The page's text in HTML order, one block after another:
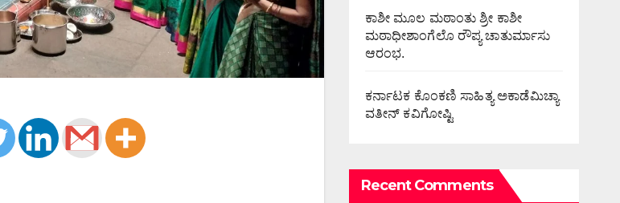
ಕಾಶೀ ಮೂಲ ಮಠಾಂತು ಶ್ರೀ ಕಾಶೀ
ಮಠಾಧೀಶಾಂಗೆಲೊ ರೌಪ್ಯ ಚಾತುರ್ಮಾಸು
ಆರಂಭ.
ಕರ್ನಾಟಕ ಕೊಂಕಣಿ ಸಾಹಿತ್ಯ ಅಕಾಡೆಮಿಚ್ಯಾ
ವತೀನ್ ಕವಿಗೋಷ್ಟಿ
Recent Comments